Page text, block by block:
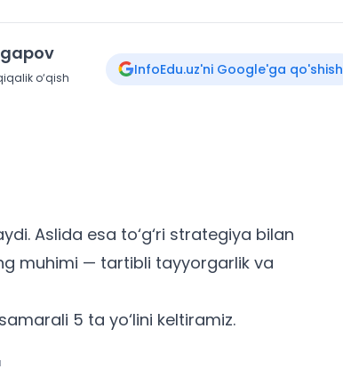
o‘qish InfoEdu.uz'ni Google'ga qo'shish
Aslida esa to‘g‘ri strategiya bilan
muhimi — tartibli tayyorgarlik va
5 ta yo‘lini keltiramiz.